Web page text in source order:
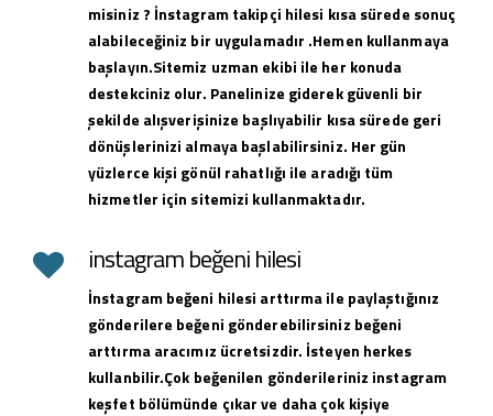
misiniz ? İnstagram takipçi hilesi kısa sürede sonuç
alabileceğiniz bir uygulamadır .Hemen kullanmaya
başlayın.Sitemiz uzman ekibi ile her konuda
destekciniz olur. Panelinize giderek güvenli bir
şekilde alışverişinize başlıyabilir kısa sürede geri
dönüşlerinizi almaya başlabilirsiniz. Her gün
yüzlerce kişi gönül rahatlığı ile aradığı tüm
hizmetler için sitemizi kullanmaktadır.
instagram beğeni hilesi
İnstagram beğeni hilesi arttırma ile paylaştığınız
gönderilere beğeni gönderebilirsiniz beğeni
arttırma aracımız ücretsizdir. İsteyen herkes
kullanbilir.Çok beğenilen gönderileriniz instagram
keşfet bölümünde çıkar ve daha çok kişiye